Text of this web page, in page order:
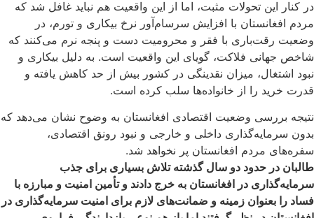
در کنار این تحولات مثبت، اما از این واقعیت هم نباید غافل شد که
مردم افغانستان با افزایش سرسام‌آور نرخ بیکاری و تورم، در
وضعیت رقت‌باری با فقر و محرومیت دست و پنجه نرم می‌کنند که
شاخص جهانی فلاکت، گویای این واقعیت است. به دلیل بیکاری و
نبود اشتغال، میزان نقدینگی در کشور بیش از حد کاهش یافته و
قدرت خرید را از خانواده‌ها سلب کرده است.
نتیجه‌ بررسی وضعیت اقتصادی افغانستان به وضوح نشان می‌دهد که
بدون سرمایه‌گذاری داخلی و خارجی و نبود رونق اقتصادی،
سفره‌های مردم افغانستان پر نخواهد شد.
طالبان در حدود دو سال گذشته تلاش بسیاری برای جذب
سرمایه‌گذاری در افغانستان به خرج دادند و تأمین امنیت و مبارزه با
فساد را بعنوان زمینه و ضمانت‌های لازم برای امنیت سرمایه‌گذاری در